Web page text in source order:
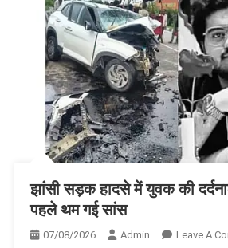
झांसी सड़क हादसे में युवक की
पहले थम गई सांस
07/08/2026 Admin Leave A